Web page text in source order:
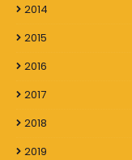
2014
2015
2016
2017
2018
2019